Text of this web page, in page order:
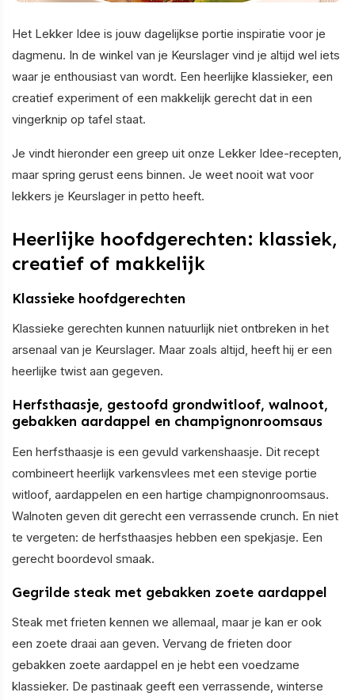
Het Lekker Idee is jouw dagelijkse portie inspiratie voor je
dagmenu. In de winkel van je Keurslager vind je altijd wel iets
waar je enthousiast van wordt. Een heerlijke klassieker, een
creatief experiment of een makkelijk gerecht dat in een
vingerknip op tafel staat.
Je vindt hieronder een greep uit onze Lekker Idee-recepten,
maar spring gerust eens binnen. Je weet nooit wat voor
lekkers je Keurslager in petto heeft.
Heerlijke hoofdgerechten: klassiek,
creatief of makkelijk
Klassieke hoofdgerechten
Klassieke gerechten kunnen natuurlijk niet ontbreken in het
arsenaal van je Keurslager. Maar zoals altijd, heeft hij er een
heerlijke twist aan gegeven.
Herfsthaasje, gestoofd grondwitloof, walnoot,
gebakken aardappel en champignonroomsaus
Een herfsthaasje is een gevuld varkenshaasje. Dit recept
combineert heerlijk varkensvlees met een stevige portie
witloof, aardappelen en een hartige champignonroomsaus.
Walnoten geven dit gerecht een verrassende crunch. En niet
te vergeten: de herfsthaasjes hebben een spekjasje. Een
gerecht boordevol smaak.
Gegrilde steak met gebakken zoete aardappel
Steak met frieten kennen we allemaal, maar je kan er ook
een zoete draai aan geven. Vervang de frieten door
gebakken zoete aardappel en je hebt een voedzame
klassieker. De pastinaak geeft een verrassende, winterse